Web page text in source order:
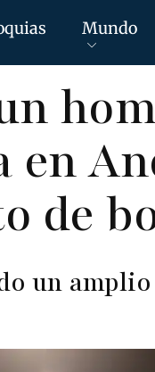
Mundo
en
de
un